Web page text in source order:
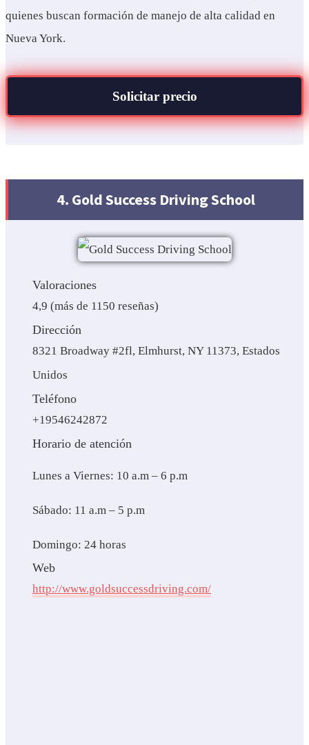
quienes buscan formación de manejo de alta calidad en
Nueva York.
Solicitar precio
4. Gold Success Driving School
Valoraciones
4,9 (más de 1150 reseñas)
Dirección
8321 Broadway #2fl, Elmhurst, NY 11373, Estados
Unidos
Teléfono
+19546242872
Horario de atención
Lunes a Viernes: 10 a.m – 6 p.m
Sábado: 11 a.m – 5 p.m
Domingo: 24 horas
Web
http://www.goldsuccessdriving.com/